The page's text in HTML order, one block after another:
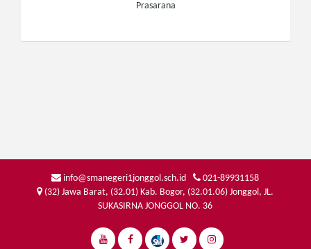
Prasarana
info@smanegeri1jonggol.sch.id
021-89931158
(32) Jawa Barat, (32.01) Kab. Bogor, (32.01.06) Jonggol, JL.
SUKASIRNA JONGGOL NO. 36